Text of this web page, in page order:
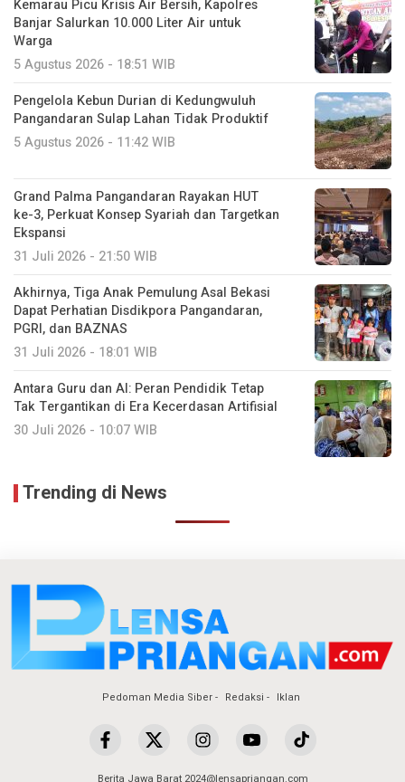
Kemarau Picu Krisis Air Bersih, Kapolres
Banjar Salurkan 10.000 Liter Air untuk
Warga
5 Agustus 2026 - 18:51 WIB
Pengelola Kebun Durian di Kedungwuluh
Pangandaran Sulap Lahan Tidak Produktif ‎
5 Agustus 2026 - 11:42 WIB
Grand Palma Pangandaran Rayakan HUT
ke-3, Perkuat Konsep Syariah dan Targetkan
Ekspansi
31 Juli 2026 - 21:50 WIB
Akhirnya, Tiga Anak Pemulung Asal Bekasi
Dapat Perhatian Disdikpora Pangandaran,
PGRI, dan BAZNAS
31 Juli 2026 - 18:01 WIB
Antara Guru dan AI: Peran Pendidik Tetap
Tak Tergantikan di Era Kecerdasan Artifisial
30 Juli 2026 - 10:07 WIB
Trending di News
Pedoman Media Siber Redaksi Iklan
Berita Jawa Barat 2024@lensapriangan.com